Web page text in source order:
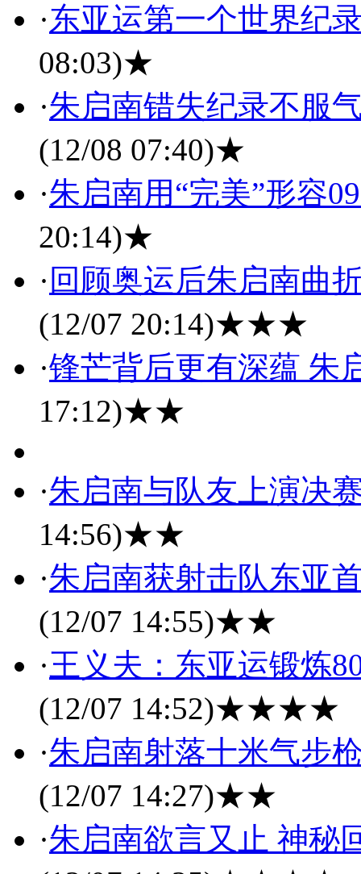
·东亚运第一个世界纪
08:03)★
·朱启南错失纪录不服
(12/08 07:40)★
·朱启南用“完美”形容
20:14)★
· 回顾奥运后朱启南曲
(12/07 20:14)★★★
·锋芒背后更有深蕴 朱
17:12)★★
·朱启南与队友上演决
14:56)★★
·朱启南获射击队东亚
(12/07 14:55)★★
·王义夫：东亚运锻炼
(12/07 14:52)★★★★
·朱启南射落十米气步
(12/07 14:27)★★
·朱启南欲言又止 神秘